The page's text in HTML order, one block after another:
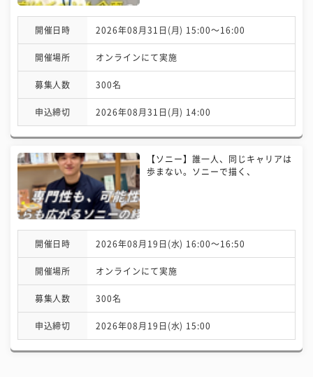
開催日時 2026年08月31日(月) 15:00〜16:00
開催場所 オンラインにて実施
募集人数 300名
申込締切 2026年08月31日(月) 14:00
【ソニー】誰一人、同じキャリアは
歩まない。ソニーで描く、
開催日時 2026年08月19日(水) 16:00〜16:50
開催場所 オンラインにて実施
募集人数 300名
申込締切 2026年08月19日(水) 15:00